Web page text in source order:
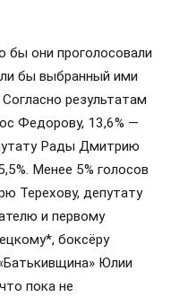
бы они проголосовали
бы выбранный ими
результатам
Федорову, 13,6% —
Рады Дмитрию
Менее 5% голосов
Терехову, депутату
и первому
боксёру
Юлии
пока не